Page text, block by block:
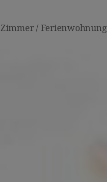
Zimmer / Ferienwohnung